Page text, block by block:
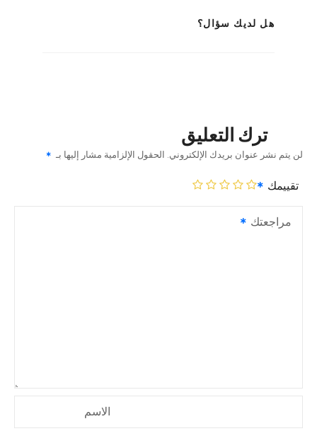
هل لديك سؤال؟
ترك التعليق
لن يتم نشر عنوان بريدك الإلكتروني. الحقول الإلزامية مشار إليها بـ
تقييمك
مراجعتك
الاسم